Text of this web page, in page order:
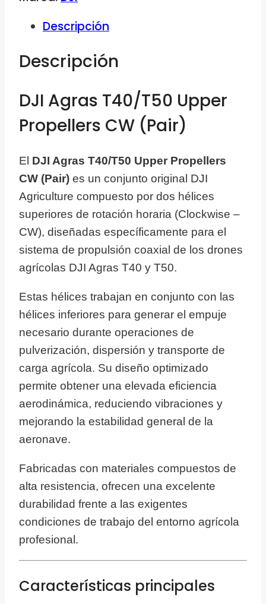
Propellers
CW
cantidad
Descripción
Descripción
DJI Agras T40/T50 Upper
Propellers CW (Pair)
El DJI Agras T40/T50 Upper Propellers
CW (Pair) es un conjunto original DJI
Agriculture compuesto por dos hélices
superiores de rotación horaria (Clockwise –
CW), diseñadas específicamente para el
sistema de propulsión coaxial de los drones
agrícolas DJI Agras T40 y T50.
Estas hélices trabajan en conjunto con las
hélices inferiores para generar el empuje
necesario durante operaciones de
pulverización, dispersión y transporte de
carga agrícola. Su diseño optimizado
permite obtener una elevada eficiencia
aerodinámica, reduciendo vibraciones y
mejorando la estabilidad general de la
aeronave.
Fabricadas con materiales compuestos de
alta resistencia, ofrecen una excelente
durabilidad frente a las exigentes
condiciones de trabajo del entorno agrícola
profesional.
Características principales